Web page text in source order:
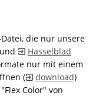
die nur unsere
Hasselblad
nur mit einem
(
download)
Color" von